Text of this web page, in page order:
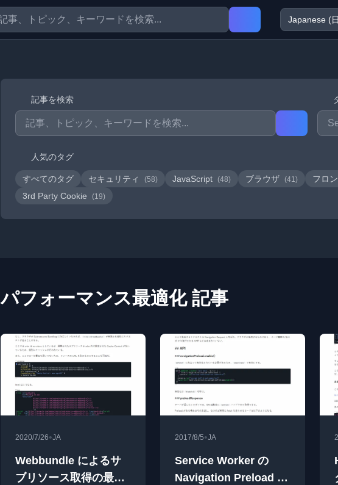
記事を検索
人気のタグ
すべてのタグ セキュリティ (58) JavaScript (48) ブラウザ (41) フロ
3rd Party Cookie (19)
パフォーマンス最適化 記事
2020/7/26•JA
Webbundle によるサ
ブリソース取得の最適
2017/8/5•JA
Service Worker の
Navigation Preload に